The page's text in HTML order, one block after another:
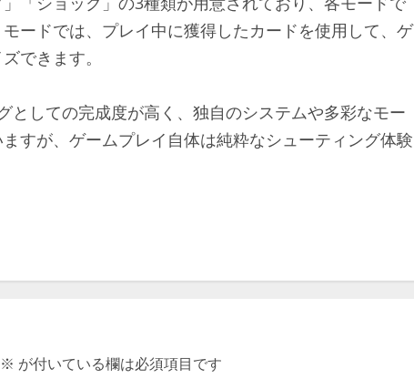
ードでは、プレイ中に獲得したカードを使用して、ゲ
できます。​
としての完成度が高く、独自のシステムや多彩なモー
すが、ゲームプレイ自体は純粋なシューティング体験
※ が付いている欄は必須項目です